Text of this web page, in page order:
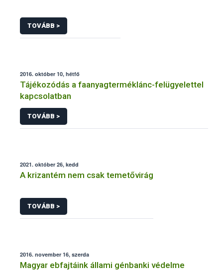
TOVÁBB >
2016. október 10, hétfő
Tájékozódás a faanyagterméklánc-felügyelettel
kapcsolatban
TOVÁBB >
2021. október 26, kedd
A krizantém nem csak temetővirág
TOVÁBB >
2016. november 16, szerda
Magyar ebfajtáink állami génbanki védelme